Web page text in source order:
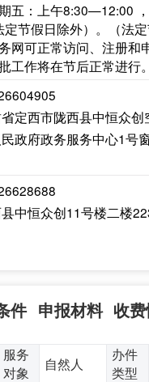
五：上午8:30—12:00
节假日除外）。（法
网可正常访问、注册和
工作将在节后正常进行
定西市陇西县中恒众创
政府政务服务中心1号
中恒众创11号楼二楼
件 申报材料 收
服务
对象
自然人
办件
类型